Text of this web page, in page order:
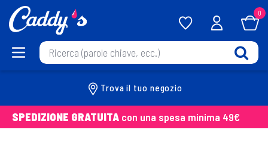
0
Trova il tuo negozio
SPEDIZIONE GRATUITA con una spesa minima 49€